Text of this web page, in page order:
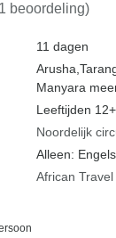
beoordeling)
11 dagen
Arusha,
Manyara
Leeftijden 12+
Noordelijk
Alleen: Engels
African Travel